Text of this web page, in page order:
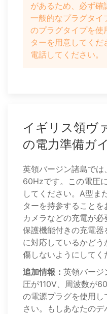
があるため、必ず確
一般的なプラグタイ
のプラグタイプを使
ターを用意してくだ
電話してください。
イギリス領ヴ
の電力準備ガ
英領バージン諸島では
60Hzです。この電圧
してください。A型ま
ターを持参すること
カメラなどの充電が
保護機能付きの充電器
に対応しているかど
傷しないようにしてく
追加情報： 英領バージ
圧が110V、周波数が
の電源プラグを使用
さい。もしあなたの